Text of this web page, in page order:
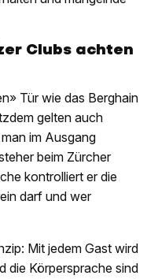
Clubs achten
Tür wie das Berghain
gelten auch
im Ausgang
beim Zürcher
kontrolliert er die
darf und wer
Mit jedem Gast wird
die Körpersprache sind